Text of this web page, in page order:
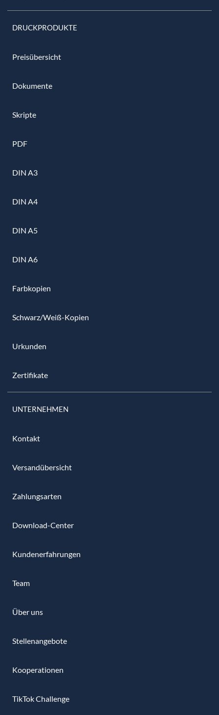
DRUCKPRODUKTE
Preisübersicht
Dokumente
Skripte
PDF
DIN A3
DIN A4
DIN A5
DIN A6
Farbkopien
Schwarz/Weiß-Kopien
Urkunden
Zertifikate
UNTERNEHMEN
Kontakt
Versandübersicht
Zahlungsarten
Download-Center
Kundenerfahrungen
Team
Über uns
Stellenangebote
Kooperationen
TikTok Challenge